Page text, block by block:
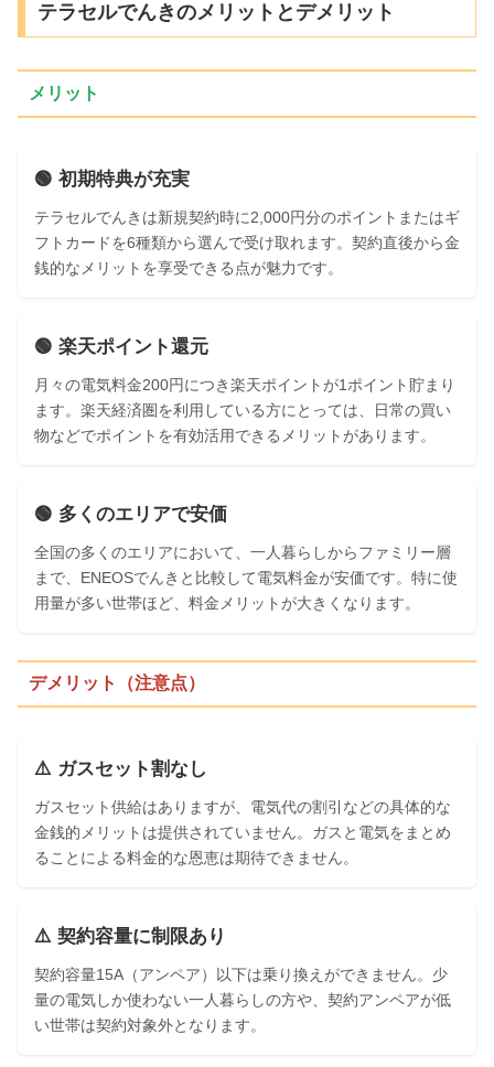
テラセルでんきのメリットとデメリット
メリット
🟢 初期特典が充実
テラセルでんきは新規契約時に2,000円分のポイントまたはギ
フトカードを6種類から選んで受け取れます。契約直後から金
銭的なメリットを享受できる点が魅力です。
🟢 楽天ポイント還元
月々の電気料金200円につき楽天ポイントが1ポイント貯まり
ます。楽天経済圏を利用している方にとっては、日常の買い
物などでポイントを有効活用できるメリットがあります。
🟢 多くのエリアで安価
全国の多くのエリアにおいて、一人暮らしからファミリー層
まで、ENEOSでんきと比較して電気料金が安価です。特に使
用量が多い世帯ほど、料金メリットが大きくなります。
デメリット（注意点）
⚠️ ガスセット割なし
ガスセット供給はありますが、電気代の割引などの具体的な
金銭的メリットは提供されていません。ガスと電気をまとめ
ることによる料金的な恩恵は期待できません。
⚠️ 契約容量に制限あり
契約容量15A（アンペア）以下は乗り換えができません。少
量の電気しか使わない一人暮らしの方や、契約アンペアが低
い世帯は契約対象外となります。